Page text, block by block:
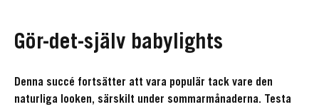
Gör-det-själv babylights
Denna succé fortsätter att vara populär tack vare den
naturliga looken, särskilt under sommarmånaderna. Testa